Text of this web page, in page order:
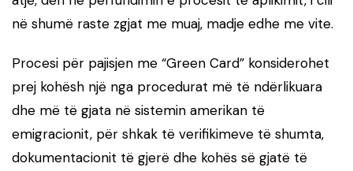
në shumë raste zgjat me muaj, madje edhe me vite.
Procesi për pajisjen me “Green Card” konsiderohet
prej kohësh një nga procedurat më të ndërlikuara
dhe më të gjata në sistemin amerikan të
emigracionit, për shkak të verifikimeve të shumta,
dokumentacionit të gjerë dhe kohës së gjatë të